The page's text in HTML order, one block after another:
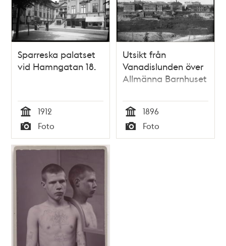
Sparreska palatset
vid Hamngatan 18.
Tid
1912
Typ
Foto
Utsikt från
Vanadislunden över
Allmänna Barnhuset
Tid
1896
Typ
Foto